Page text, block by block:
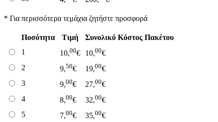
* Για περισσότερα τεμάχια ζητήστε προσφορά
Ποσότητα Τιμή
Συνολικό Κόστος Πακέτου
1
10,00€ 10,00€
2
9,50€ 19,00€
3
9,00€ 27,00€
4
8,00€ 32,00€
5
7,00€ 35,00€